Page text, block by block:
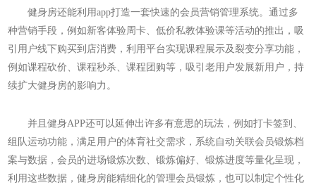
健身房还能利用app打造一套快速的会员营销管理系统。通过多
种营销手段，例如新客体验周卡、低价私教体验课等活动的推出，吸
引用户线下购买到店消费，利用平台实现课程展示及裂变分享功能，
例如课程砍价、课程秒杀、课程团购等，吸引老用户发展新用户，持
续扩大健身房的影响力。
并且健身APP还可以延伸出许多有意思的玩法，例如打卡签到、
组队运动功能，满足用户的体育社交需求，系统自动关联会员锻炼档
案与数据，会员的进场锻炼次数、锻炼偏好、锻炼进度等量化呈现，
利用这些数据，健身房能精细化的管理会员锻炼，也可以制定个性化